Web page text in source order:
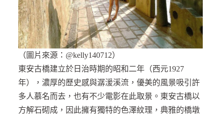
（圖片來源：@kelly140712）
東安古橋建立於日治時期的昭和二年（西元1927
年），濃厚的歷史感與潺湲溪流，優美的風景吸引許
多人慕名而去，也有不少電影在此取景。東安古橋以
方解石砌成，因此擁有獨特的色澤紋理，典雅的橋墩